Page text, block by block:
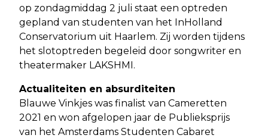
op zondagmiddag 2 juli staat een optreden
gepland van studenten van het InHolland
Conservatorium uit Haarlem. Zij worden tijdens
het slotoptreden begeleid door songwriter en
theatermaker LAKSHMI.
Actualiteiten en absurditeiten
Blauwe Vinkjes was finalist van Cameretten
2021 en won afgelopen jaar de Publieksprijs
van het Amsterdams Studenten Cabaret